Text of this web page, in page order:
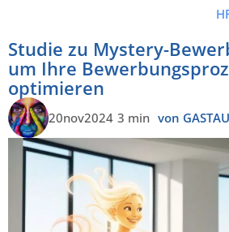
Studie zu Mystery-
um Ihre
optimieren
20nov2024 3 min von